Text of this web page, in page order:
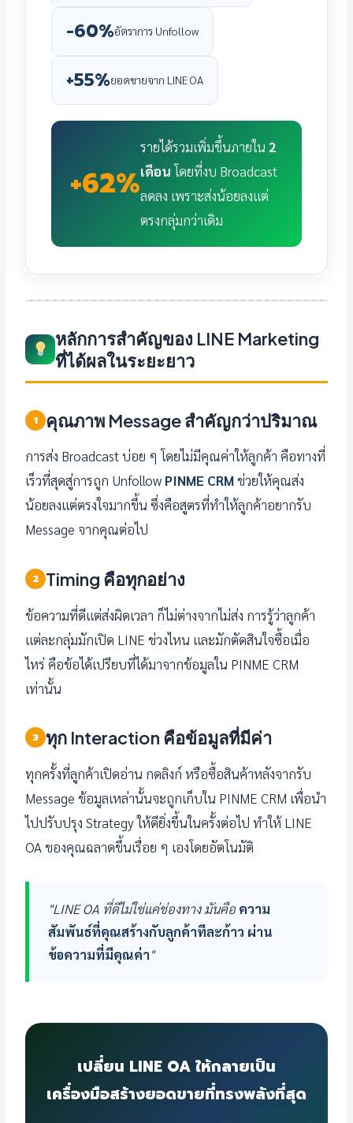
-60%อัตราการ Unfollow
+55%ยอดขายจาก LINE OA
+62%
รายได้รวมเพิ่มขึ้นภายใน2
เดือนโดยที่งบ Broadcast
ลดลง เพราะส่งน้อยลงแต่
ตรงกลุ่มกว่าเดิม
หลักการสำคัญของ LINE Marketing
ที่ได้ผลในระยะยาว
1 คุณภาพ Message สำคัญกว่าปริมาณ
การส่ง Broadcast บ่อย ๆ โดยไม่มีคุณค่าให้ลูกค้า คือทางที่
เร็วที่สุดสู่การถูก Unfollow PINME CRMช่วยให้คุณส่ง
น้อยลงแต่ตรงใจมากขึ้น ซึ่งคือสูตรที่ทำให้ลูกค้าอยากรับ
Message จากคุณต่อไป
2 Timing คือทุกอย่าง
ข้อความที่ดีแต่ส่งผิดเวลา ก็ไม่ต่างจากไม่ส่ง การรู้ว่าลูกค้า
แต่ละกลุ่มมักเปิด LINE ช่วงไหน และมักตัดสินใจซื้อเมื่อ
ไหร่ คือข้อได้เปรียบที่ได้มาจากข้อมูลใน PINME CRM
เท่านั้น
3 ทุก Interaction คือข้อมูลที่มีค่า
ทุกครั้งที่ลูกค้าเปิดอ่าน กดลิงก์ หรือซื้อสินค้าหลังจากรับ
Message ข้อมูลเหล่านั้นจะถูกเก็บใน PINME CRM เพื่อนำ
ไปปรับปรุง Strategy ให้ดียิ่งขึ้นในครั้งต่อไป ทำให้ LINE
OA ของคุณฉลาดขึ้นเรื่อย ๆ เองโดยอัตโนมัติ
"LINE OA ที่ดีไม่ใช่แค่ช่องทาง มันคือ ความ
สัมพันธ์ที่คุณสร้างกับลูกค้าทีละก้าว ผ่าน
ข้อความที่มีคุณค่า"
เปลี่ยน LINE OA ให้กลายเป็น
เครื่องมือสร้างยอดขายที่ทรงพลังที่สุด